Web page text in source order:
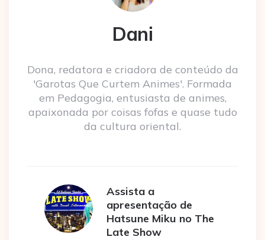
Dani
Dona, redatora e criadora de conteúdo da
'Garotas Que Curtem Animes'. Formada
em Pedagogia, entusiasta de animes,
apaixonada por coisas fofas e quase tudo
da cultura oriental.
Assista a
apresentação de
Hatsune Miku no The
Late Show